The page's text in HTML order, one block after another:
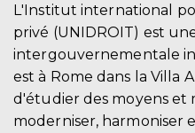
L'Institut international
privé (UNIDROIT) est
intergouvernementale
est à Rome dans la Villa
d'étudier des moyens et
moderniser, harmoniser